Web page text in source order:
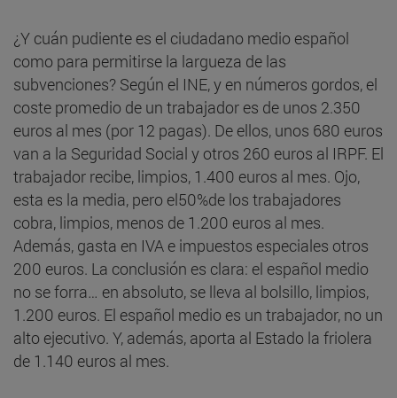
¿Y cuán pudiente es el ciudadano medio español
como para permitirse la largueza de las
subvenciones? Según el INE, y en números gordos, el
coste promedio de un trabajador es de unos 2.350
euros al mes (por 12 pagas). De ellos, unos 680 euros
van a la Seguridad Social y otros 260 euros al IRPF. El
trabajador recibe, limpios, 1.400 euros al mes. Ojo,
esta es la media, pero el50%de los trabajadores
cobra, limpios, menos de 1.200 euros al mes.
Además, gasta en IVA e impuestos especiales otros
200 euros. La conclusión es clara: el español medio
no se forra… en absoluto, se lleva al bolsillo, limpios,
1.200 euros. El español medio es un trabajador, no un
alto ejecutivo. Y, además, aporta al Estado la friolera
de 1.140 euros al mes.